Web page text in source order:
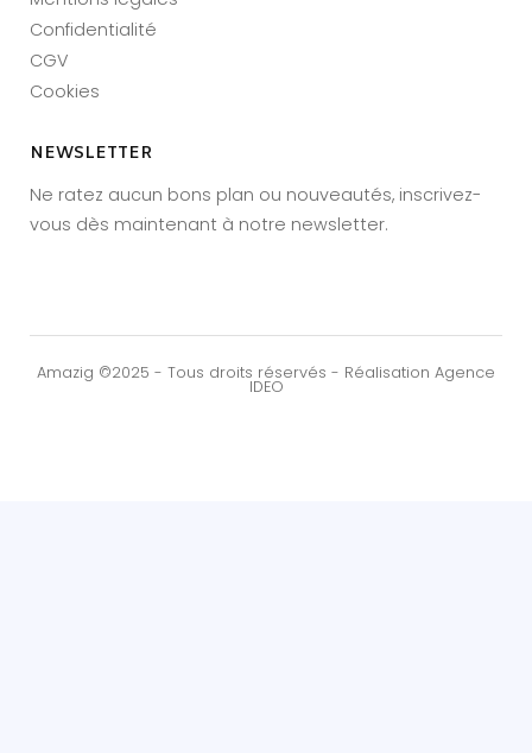
Confidentialité
CGV
Cookies
NEWSLETTER
Ne ratez aucun bons plan ou nouveautés, inscrivez-
vous dès maintenant à notre newsletter.
Amazig ©2025 - Tous droits réservés - Réalisation Agence
IDEO